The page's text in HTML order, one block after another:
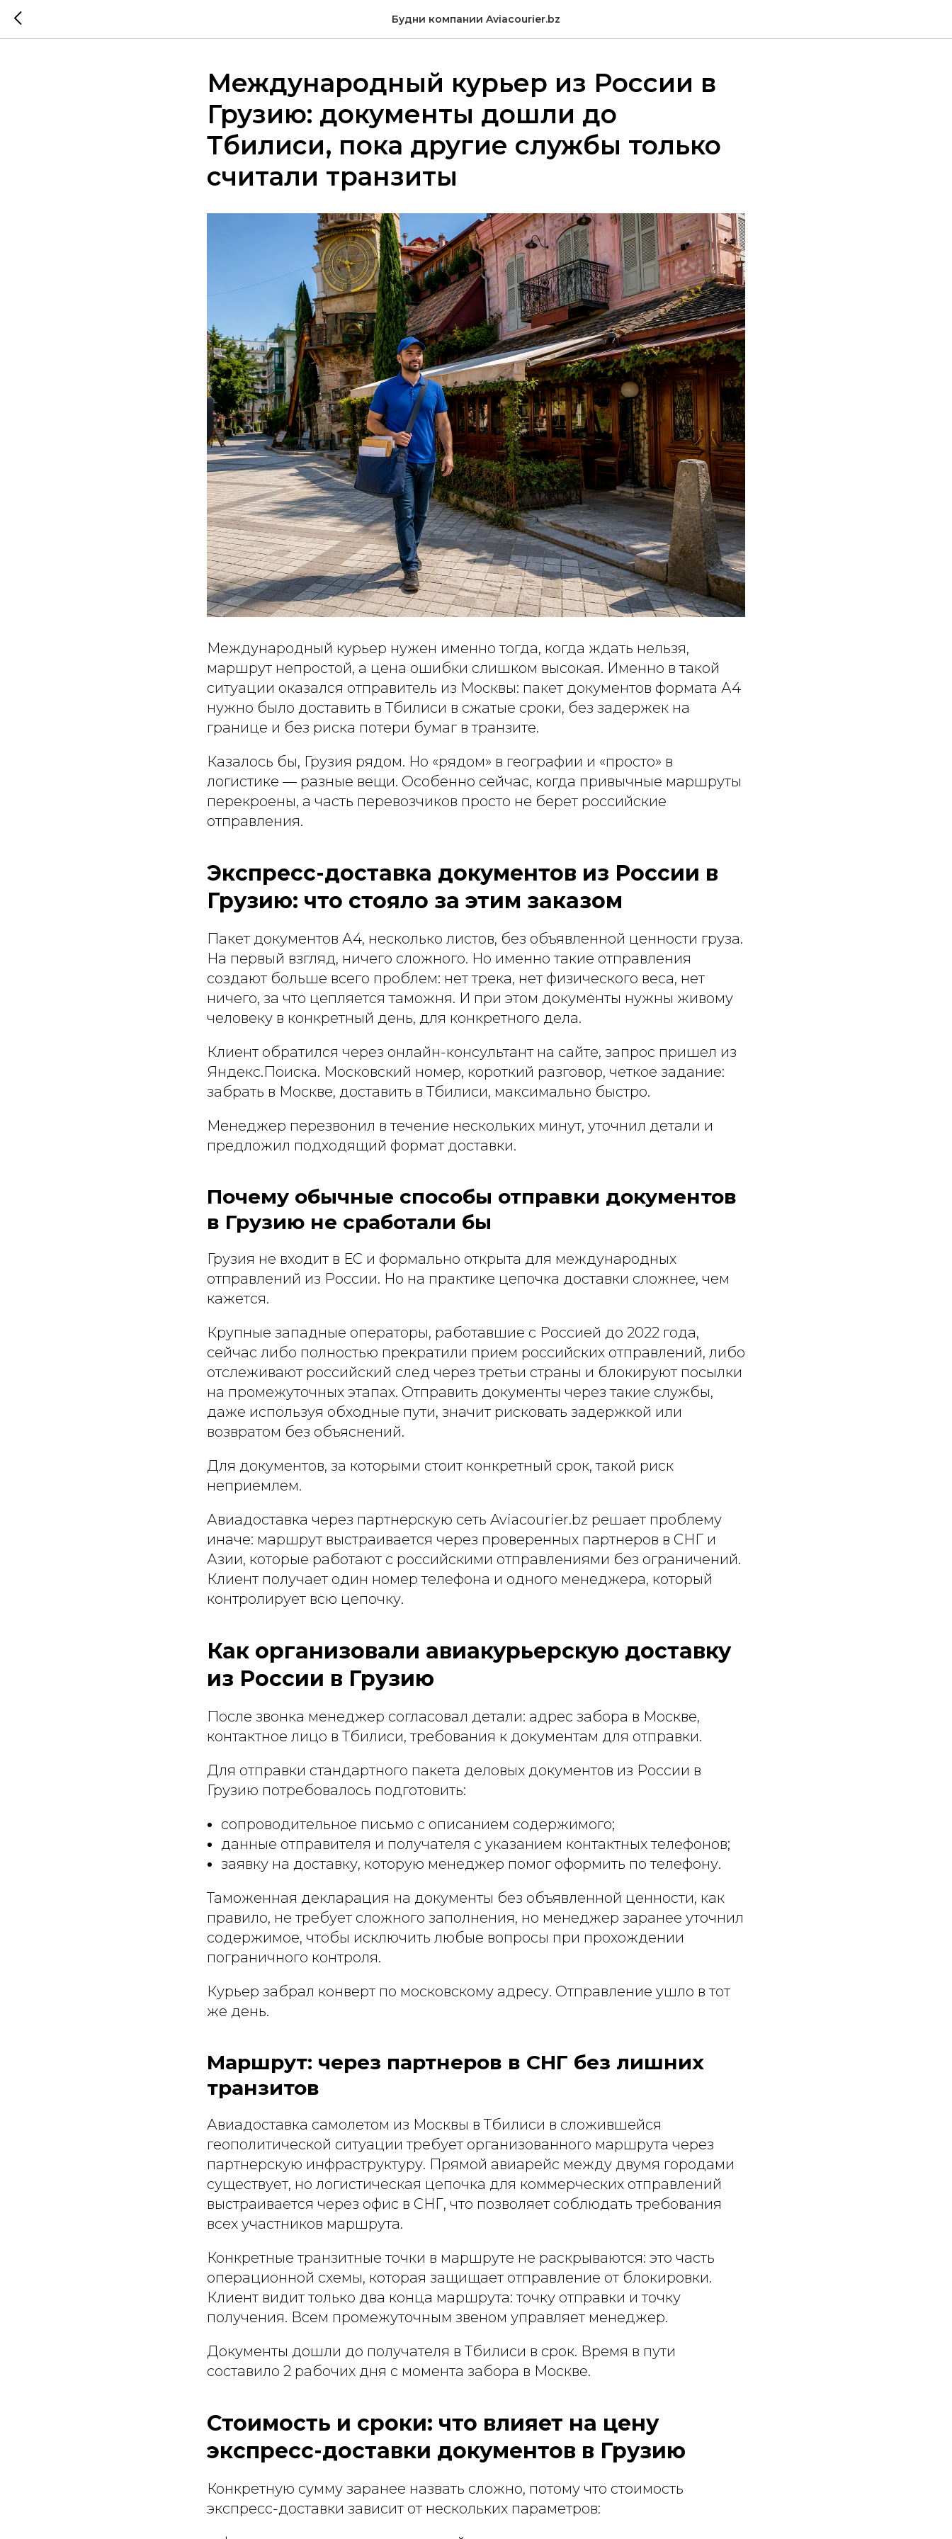
Будни компании Aviacourier.bz
Международный курьер из России в
Грузию: документы дошли до
Тбилиси, пока другие службы только
считали транзиты
Международный курьер нужен именно тогда, когда ждать нельзя,
маршрут непростой, а цена ошибки слишком высокая. Именно в такой
ситуации оказался отправитель из Москвы: пакет документов формата А4
нужно было доставить в Тбилиси в сжатые сроки, без задержек на
границе и без риска потери бумаг в транзите.
Казалось бы, Грузия рядом. Но «рядом» в географии и «просто» в
логистике — разные вещи. Особенно сейчас, когда привычные маршруты
перекроены, а часть перевозчиков просто не берет российские
отправления.
Экспресс-доставка документов из России в
Грузию: что стояло за этим заказом
Пакет документов А4, несколько листов, без объявленной ценности груза.
На первый взгляд, ничего сложного. Но именно такие отправления
создают больше всего проблем: нет трека, нет физического веса, нет
ничего, за что цепляется таможня. И при этом документы нужны живому
человеку в конкретный день, для конкретного дела.
Клиент обратился через онлайн-консультант на сайте, запрос пришел из
Яндекс.Поиска. Московский номер, короткий разговор, четкое задание:
забрать в Москве, доставить в Тбилиси, максимально быстро.
Менеджер перезвонил в течение нескольких минут, уточнил детали и
предложил подходящий формат доставки.
Почему обычные способы отправки документов
в Грузию не сработали бы
Грузия не входит в ЕС и формально открыта для международных
отправлений из России. Но на практике цепочка доставки сложнее, чем
кажется.
Крупные западные операторы, работавшие с Россией до 2022 года,
сейчас либо полностью прекратили прием российских отправлений, либо
отслеживают российский след через третьи страны и блокируют посылки
на промежуточных этапах. Отправить документы через такие службы,
даже используя обходные пути, значит рисковать задержкой или
возвратом без объяснений.
Для документов, за которыми стоит конкретный срок, такой риск
неприемлем.
Авиадоставка через партнерскую сеть Aviacourier.bz решает проблему
иначе: маршрут выстраивается через проверенных партнеров в СНГ и
Азии, которые работают с российскими отправлениями без ограничений.
Клиент получает один номер телефона и одного менеджера, который
контролирует всю цепочку.
Как организовали авиакурьерскую доставку
из России в Грузию
После звонка менеджер согласовал детали: адрес забора в Москве,
контактное лицо в Тбилиси, требования к документам для отправки.
Для отправки стандартного пакета деловых документов из России в
Грузию потребовалось подготовить:
сопроводительное письмо с описанием содержимого;
данные отправителя и получателя с указанием контактных телефонов;
заявку на доставку, которую менеджер помог оформить по телефону.
Таможенная декларация на документы без объявленной ценности, как
правило, не требует сложного заполнения, но менеджер заранее уточнил
содержимое, чтобы исключить любые вопросы при прохождении
пограничного контроля.
Курьер забрал конверт по московскому адресу. Отправление ушло в тот
же день.
Маршрут: через партнеров в СНГ без лишних
транзитов
Авиадоставка самолетом из Москвы в Тбилиси в сложившейся
геополитической ситуации требует организованного маршрута через
партнерскую инфраструктуру. Прямой авиарейс между двумя городами
существует, но логистическая цепочка для коммерческих отправлений
выстраивается через офис в СНГ, что позволяет соблюдать требования
всех участников маршрута.
Конкретные транзитные точки в маршруте не раскрываются: это часть
операционной схемы, которая защищает отправление от блокировки.
Клиент видит только два конца маршрута: точку отправки и точку
получения. Всем промежуточным звеном управляет менеджер.
Документы дошли до получателя в Тбилиси в срок. Время в пути
составило 2 рабочих дня с момента забора в Москве.
Стоимость и сроки: что влияет на цену
экспресс-доставки документов в Грузию
Конкретную сумму заранее назвать сложно, потому что стоимость
экспресс-доставки зависит от нескольких параметров: